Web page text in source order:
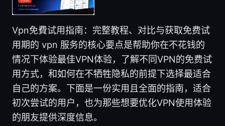
Vpn免費试用指南：完整教程、对比与获取免费试
用期的 vpn 服务的核心要点是帮助你在不花钱的
情况下体验最佳VPN体验，了解不同VPN的免费试
用方式，和如何在不牺牲隐私的前提下选择最适合
自己的方案。下面是一份实用且全面的指南，适合
初次尝试的用户，也为那些想要优化VPN使用体验
的朋友提供深度信息。